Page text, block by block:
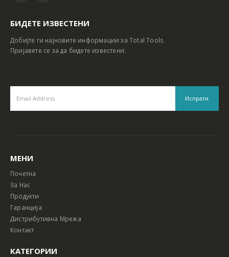
БИДЕТЕ ИЗВЕСТЕНИ
Добијте ги најновите информации за Total Tools.
Пријавете се за да бидете известени.
МЕНИ
Почетна
За Нас
Продукти
Гаранција
Дистрибутивна Мрежа
Контакт
КАТЕГОРИИ